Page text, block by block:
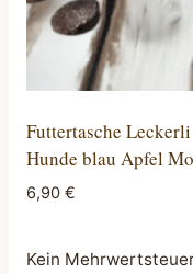
Futtertasche
Hunde blau Apfel
6,90 €
Kein